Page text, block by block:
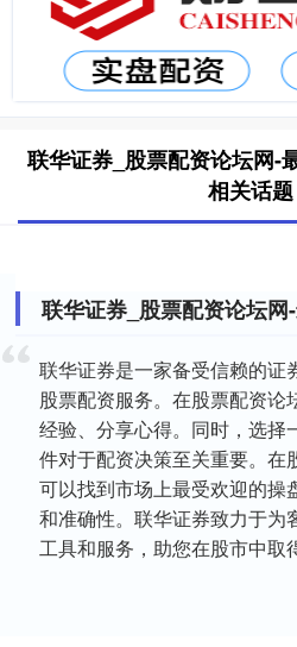
联华证券_股票配资论坛网-
相关话题
联华证券_股票配资论坛
联华证券是一家备受信赖的证
股票配资服务。在股票配资论
经验、分享心得。同时，选择
件对于配资决策至关重要。在
可以找到市场上最受欢迎的操
和准确性。联华证券致力于为
工具和服务，助您在股市中取